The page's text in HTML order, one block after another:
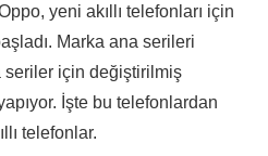
yeni akıllı telefonları için
Marka ana serileri
seriler için değiştirilmiş
İşte bu telefonlardan
telefonlar.